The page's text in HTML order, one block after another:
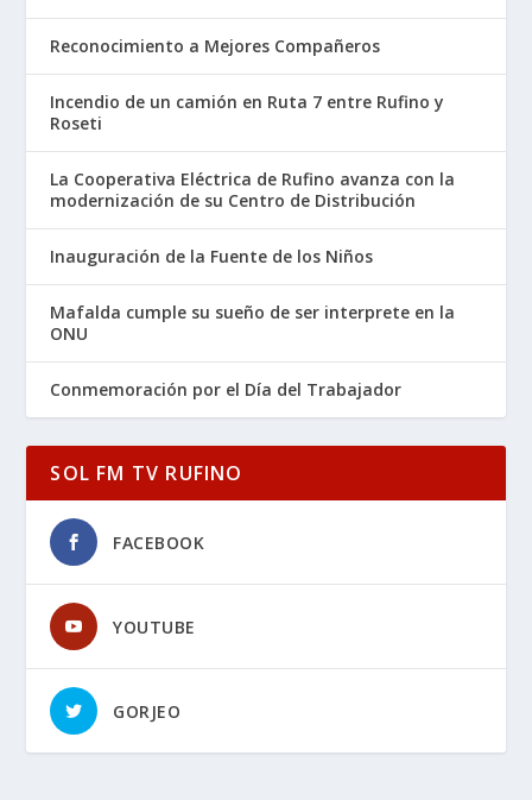
Reconocimiento a Mejores Compañeros
Incendio de un camión en Ruta 7 entre Rufino y
Roseti
La Cooperativa Eléctrica de Rufino avanza con la
modernización de su Centro de Distribución
Inauguración de la Fuente de los Niños
Mafalda cumple su sueño de ser interprete en la
ONU
Conmemoración por el Día del Trabajador
SOL FM TV RUFINO
FACEBOOK
YOUTUBE
GORJEO